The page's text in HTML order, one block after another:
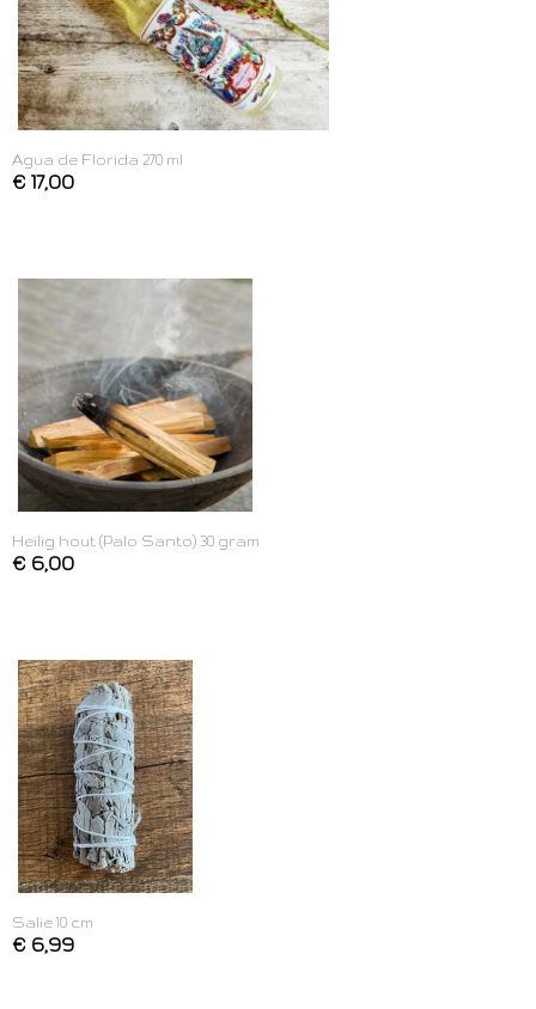
Agua de Florida 270 ml
€ 17,00
Heilig hout (Palo Santo) 30 gram
€ 6,00
Salie 10 cm
€ 6,99